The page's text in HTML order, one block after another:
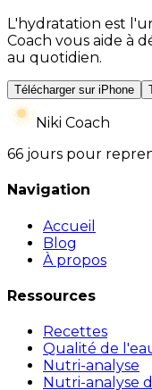
L'hydratation est
Coach vous aide à
au quotidien.
Télécharger sur iPhone
Niki Coach
66 jours pour
Navigation
Accueil
Blog
À propos
Ressources
Recettes
Qualité de
Nutri-analyse
Nutri-analyse